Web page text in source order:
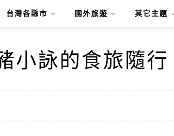
台灣各縣市 國外旅遊 其它主題